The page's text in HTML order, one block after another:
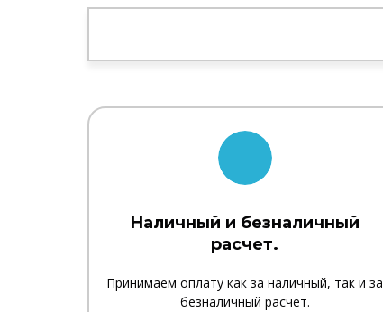
Наличный и безналичный
расчет.
Принимаем оплату как за наличный, так и за
безналичный расчет.